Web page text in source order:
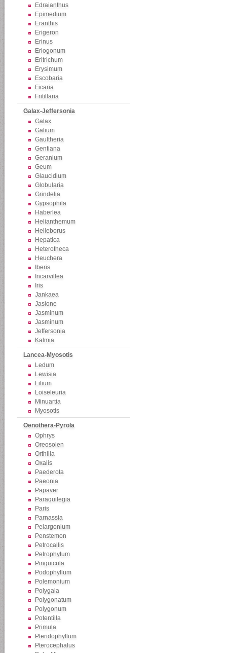
Edraianthus
Epimedium
Eranthis
Erigeron
Erinus
Eriogonum
Eritrichum
Erysimum
Escobaria
Ficaria
Fritillaria
Galax-Jeffersonia
Galax
Galium
Gaultheria
Gentiana
Geranium
Geum
Glaucidium
Globularia
Grindelia
Gypsophila
Haberlea
Helianthemum
Helleborus
Hepatica
Heterotheca
Heuchera
Iberis
Incarvillea
Iris
Jankaea
Jasione
Jasminum
Jasminum
Jeffersonia
Kalmia
Lancea-Myosotis
Ledum
Lewisia
Lilium
Loiseleuria
Minuartia
Myosotis
Oenothera-Pyrola
Ophrys
Oreosolen
Orthilia
Oxalis
Paederota
Paeonia
Papaver
Paraquilegia
Paris
Parnassia
Pelargonium
Penstemon
Petrocallis
Petrophytum
Pinguicula
Podophyllum
Polemonium
Polygala
Polygonatum
Polygonum
Potentilla
Primula
Pteridophyllum
Pterocephalus